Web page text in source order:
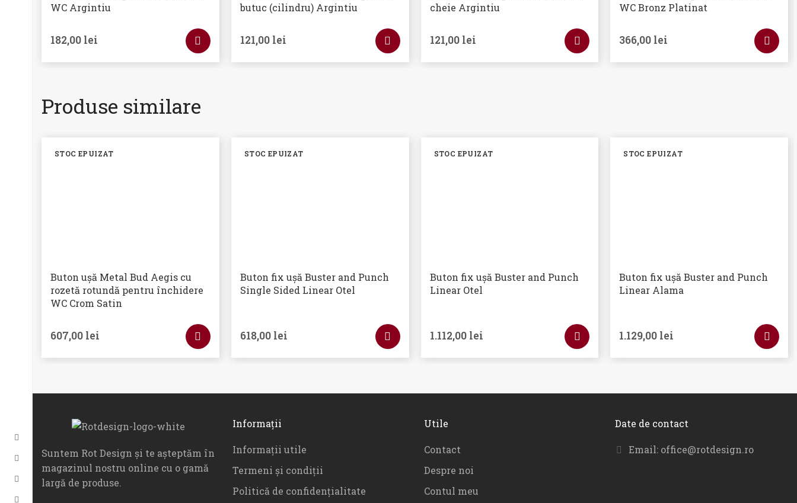
WC Argintiu
182,00 lei
butuc (cilindru) Argintiu
121,00 lei
cheie Argintiu
121,00 lei
WC Bronz Platinat
366,00 lei
Produse similare
STOC EPUIZAT
Buton ușă Metal Bud Aegis cu
rozetă rotundă pentru închidere
WC Crom Satin
607,00 lei
STOC EPUIZAT
Buton fix ușă Buster and Punch
Single Sided Linear Otel
618,00 lei
STOC EPUIZAT
Buton fix ușă Buster and Punch
Linear Otel
1.112,00 lei
STOC EPUIZAT
Buton fix ușă Buster and Punch
Linear Alama
1.129,00 lei
Suntem Rot Design și te așteptăm în
magazinul nostru online cu o gamă
largă de produse.
Informații
Informații utile
Termeni și condiții
Politică de confidențialitate
Utile
Contact
Despre noi
Contul meu
Date de contact
Email: office@rotdesign.ro